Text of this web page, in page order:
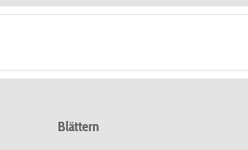
Blättern